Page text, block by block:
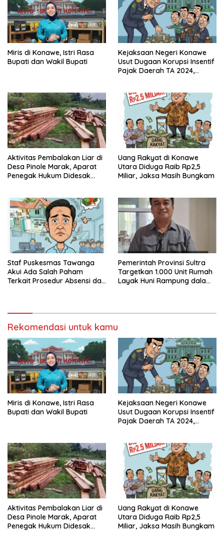
Miris di Konawe, Istri Rasa
Bupati dan Wakil Bupati
Kejaksaan Negeri Konawe
Usut Dugaan Korupsi Insentif
Pajak Daerah TA 2024,
Aktivitas Pembalakan Liar di
Desa Pinole Marak, Aparat
Penegak Hukum Didesak
Uang Rakyat di Konawe
Utara Diduga Raib Rp2,5
Miliar, Jaksa Masih Bungkam
Staf Puskesmas Tawanga
Akui Ada Salah Paham
Terkait Prosedur Absensi dan
Pemerintah Provinsi Sultra
Targetkan 1.000 Unit Rumah
Layak Huni Rampung dalam
Rekomendasi untuk kamu
Miris di Konawe, Istri Rasa
Bupati dan Wakil Bupati
Kejaksaan Negeri Konawe
Usut Dugaan Korupsi Insentif
Pajak Daerah TA 2024,
Aktivitas Pembalakan Liar di
Desa Pinole Marak, Aparat
Penegak Hukum Didesak
Uang Rakyat di Konawe
Utara Diduga Raib Rp2,5
Miliar, Jaksa Masih Bungkam